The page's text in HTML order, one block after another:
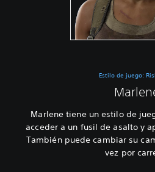
Estilo de juego:
Marlene tiene un estilo de
acceder a un fusil de asalto y
También puede cambiar su
vez por